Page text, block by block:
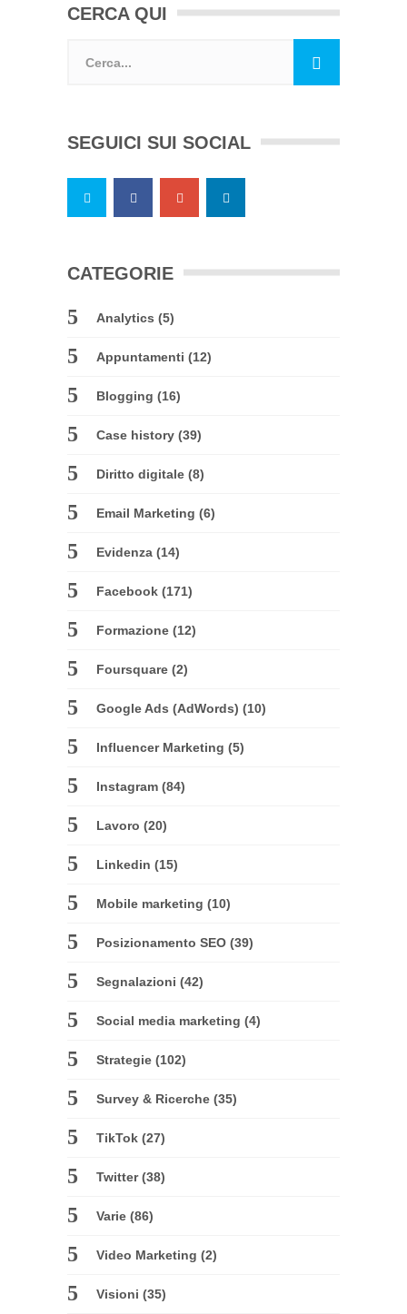
CERCA QUI
SEGUICI SUI SOCIAL
CATEGORIE
Analytics (5)
Appuntamenti (12)
Blogging (16)
Case history (39)
Diritto digitale (8)
Email Marketing (6)
Evidenza (14)
Facebook (171)
Formazione (12)
Foursquare (2)
Google Ads (AdWords) (10)
Influencer Marketing (5)
Instagram (84)
Lavoro (20)
Linkedin (15)
Mobile marketing (10)
Posizionamento SEO (39)
Segnalazioni (42)
Social media marketing (4)
Strategie (102)
Survey & Ricerche (35)
TikTok (27)
Twitter(38)
Varie (86)
Video Marketing (2)
Visioni (35)